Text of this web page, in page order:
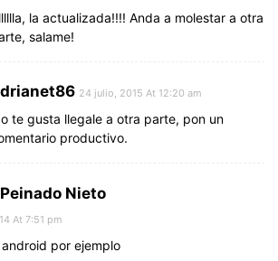
la actualizada!!!! Anda a molestar a otra
salame!
24 julio, 2015 At 12:20 am
te gusta llegale a otra parte, pon un
productivo.
Nieto
At 7:51 pm
por ejemplo